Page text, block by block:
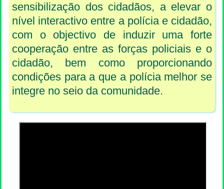
sensibilização dos cidadãos, a elevar o
nível interactivo entre a polícia e cidadão,
com o objectivo de induzir uma forte
cooperação entre as forças policiais e o
cidadão, bem como proporcionando
condições para a que a polícia melhor se
integre no seio da comunidade.